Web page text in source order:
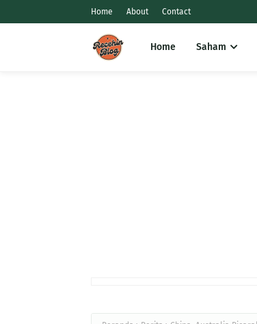
Home About Contact
Home Saham